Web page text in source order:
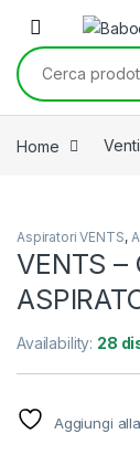
Skip to navigation
Skip to content
Cerca:
Home
Aspiratori VENTS,
VENTS –
Availability: 28
Aggiungi